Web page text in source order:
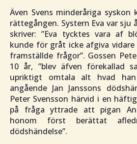
Även Svens minderåriga
rättegången. Systern Eva var sju
skriver: ”Eva tycktes vara af
kunde för gråt icke afgiva vidare
framställde frågor”. Gossen
10 år, ”blev äfven förekallad
upriktigt omtala alt hvad
angående Jan Janssons
Peter Svensson härvid i en
på fråga yttrade att pigan
honom först berättat
dödshändelse”.